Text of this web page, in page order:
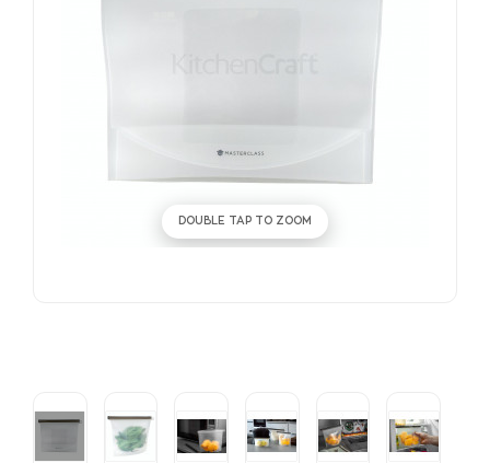
DOUBLE TAP TO ZOOM